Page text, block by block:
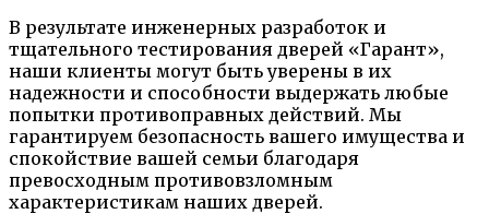
В результате инженерных разработок и
тщательного тестирования дверей «Гарант»,
наши клиенты могут быть уверены в их
надежности и способности выдержать любые
попытки противоправных действий. Мы
гарантируем безопасность вашего имущества и
спокойствие вашей семьи благодаря
превосходным противовзломным
характеристикам наших дверей.